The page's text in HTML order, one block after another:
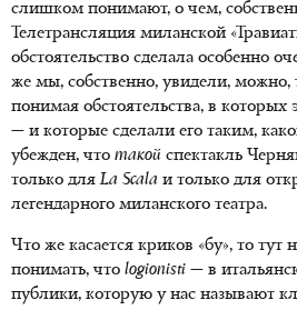
слишком понимают, о чем,
Телетрансляция миланской
обстоятельство сделала особенно
же мы, собственно, увидели, можно,
понимая обстоятельства, в которых
— и которые сделали его таким,
убежден, что такой спектакль
только дляLa Scala и только для
легендарного миланского театра.
Что же касается криков «бу», то
понимать, что logionisti — в
публики, которую у нас называют